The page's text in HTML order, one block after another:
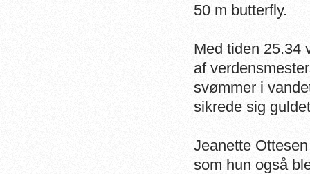
50 m butterfly.
Med tiden 25.34
af
svømmer i
sikrede sig
Jeanette
som hun også